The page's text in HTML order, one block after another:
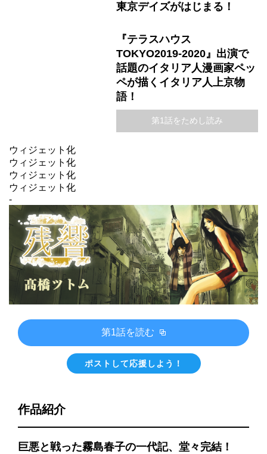
東京デイズがはじまる！
『テラスハウス
TOKYO2019-2020』出演で
話題のイタリア人漫画家ペッ
ペが描くイタリア人上京物
語！
第1話をためし読み
ウィジェット化
ウィジェット化
ウィジェット化
ウィジェット化
-
第1話を読む
ポストして応援しよう！
作品紹介
巨悪と戦った霧島春子の一代記、堂々完結！